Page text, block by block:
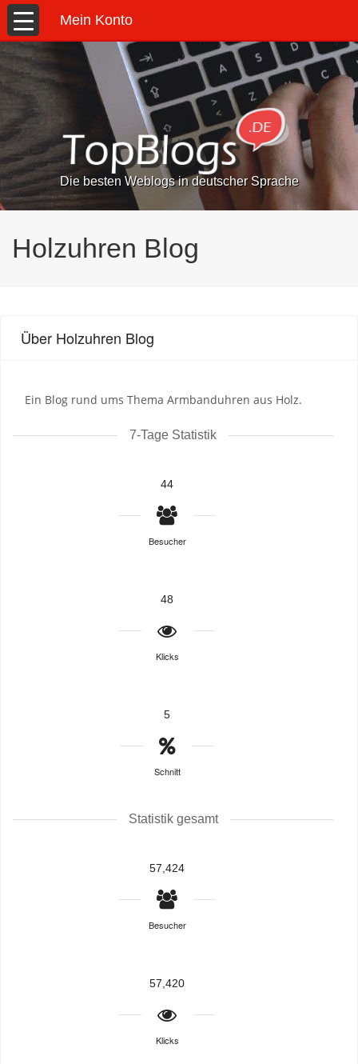
Mein Konto
Die besten Weblogs in deutscher Sprache
Holzuhren Blog
Über Holzuhren Blog
Ein Blog rund ums Thema Armbanduhren aus Holz.
7-Tage Statistik
44
Besucher
48
Klicks
5
Schnitt
Statistik gesamt
57,424
Besucher
57,420
Klicks